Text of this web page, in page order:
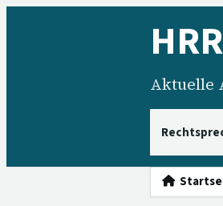
HRR
Aktuelle